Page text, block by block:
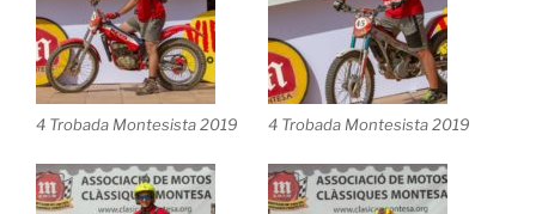
4 Trobada Montesista 2019 4 Trobada Montesista 2019